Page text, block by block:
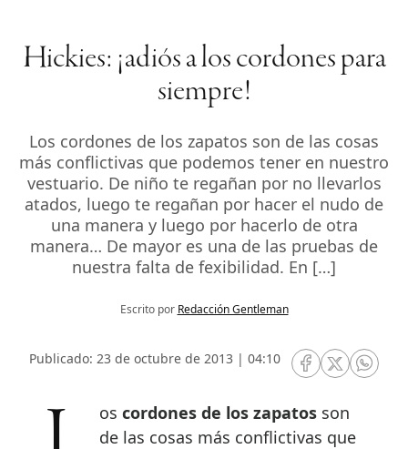
Hickies: ¡adiós a los cordones para
siempre!
Los cordones de los zapatos son de las cosas
más conflictivas que podemos tener en nuestro
vestuario. De niño te regañan por no llevarlos
atados, luego te regañan por hacer el nudo de
una manera y luego por hacerlo de otra
manera… De mayor es una de las pruebas de
nuestra falta de fexibilidad. En […]
Escrito por Redacción Gentleman
Publicado: 23 de octubre de 2013 | 04:10
RRSS Facebook
RRSSRRSS
Loscordones de los zapatos son
de las cosas más conflictivas que